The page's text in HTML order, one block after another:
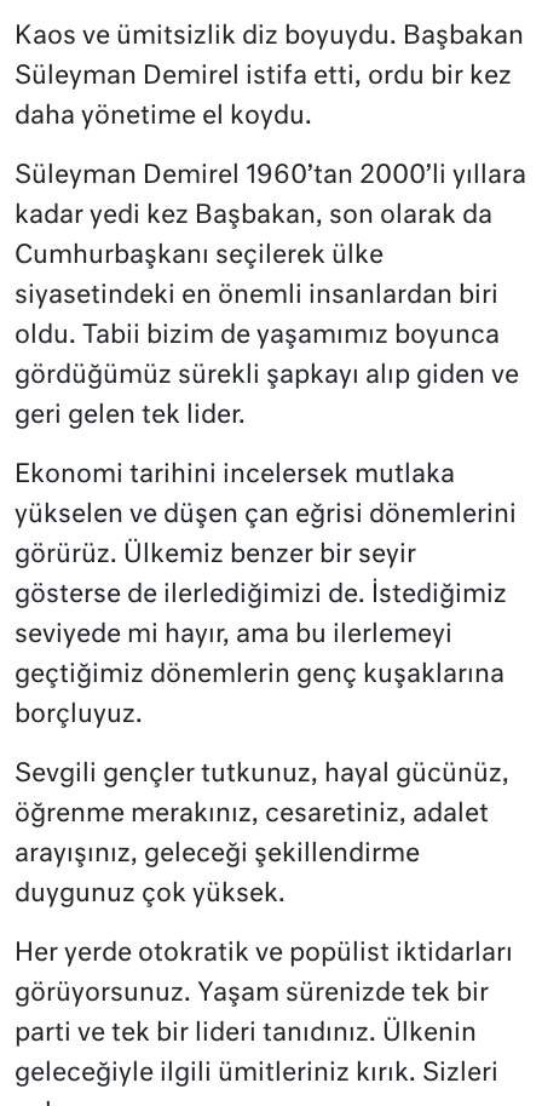
Kaos ve ümitsizlik diz boyuydu. Başbakan
Süleyman Demirel istifa etti, ordu bir kez
daha yönetime el koydu.
Süleyman Demirel 1960’tan 2000’li yıllara
kadar yedi kez Başbakan, son olarak da
Cumhurbaşkanı seçilerek ülke
siyasetindeki en önemli insanlardan biri
oldu. Tabii bizim de yaşamımız boyunca
gördüğümüz sürekli şapkayı alıp giden ve
geri gelen tek lider.
Ekonomi tarihini incelersek mutlaka
yükselen ve düşen çan eğrisi dönemlerini
görürüz. Ülkemiz benzer bir seyir
gösterse de ilerlediğimizi de. İstediğimiz
seviyede mi hayır, ama bu ilerlemeyi
geçtiğimiz dönemlerin genç kuşaklarına
borçluyuz.
Sevgili gençler tutkunuz, hayal gücünüz,
öğrenme merakınız, cesaretiniz, adalet
arayışınız, geleceği şekillendirme
duygunuz çok yüksek.
Her yerde otokratik ve popülist iktidarları
görüyorsunuz. Yaşam sürenizde tek bir
parti ve tek bir lideri tanıdınız. Ülkenin
geleceğiyle ilgili ümitleriniz kırık. Sizleri